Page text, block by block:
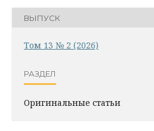
ВЫПУСК
Том 13 № 2 (2026)
РАЗДЕЛ
Оригинальные статьи